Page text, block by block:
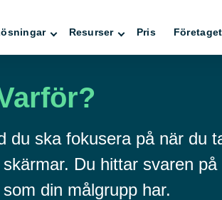
Resurser Pris Företaget
du ska fokusera på när du
Du hittar svaren på
din målgrupp har.